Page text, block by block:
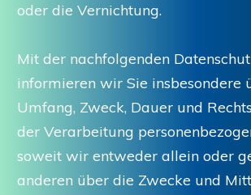
oder die Vernichtung.
Mit der nachfolgenden
informieren wir Sie insbesondere
Umfang, Zweck, Dauer und
der Verarbeitung
soweit wir entweder allein oder
anderen über die Zwecke und